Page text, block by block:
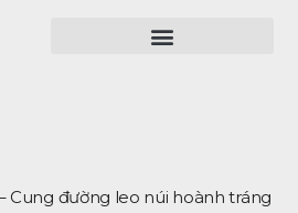
Cung đường leo núi hoành tráng